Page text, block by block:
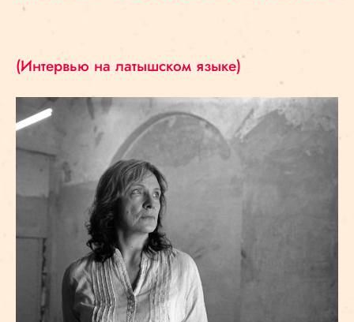
(Интервью на латышском языке)